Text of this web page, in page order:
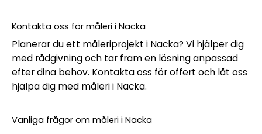
Kontakta oss för måleri i Nacka
Planerar du ett måleriprojekt i Nacka? Vi hjälper dig
med rådgivning och tar fram en lösning anpassad
efter dina behov. Kontakta oss för offert och låt oss
hjälpa dig med måleri i Nacka.
Vanliga frågor om måleri i Nacka